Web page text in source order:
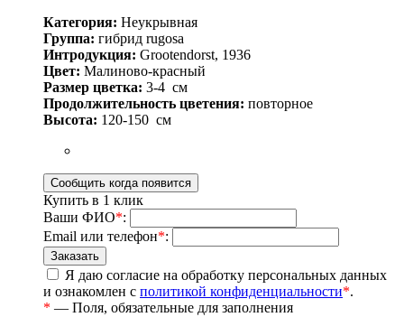
Категория: Неукрывная
Группа: гибрид rugosa
Интродукция: Grootendorst, 1936
Цвет: Малиново-красный
Размер цветка: 3-4 см
Продолжительность цветения: повторное
Высота: 120-150 см
Купить в 1 клик
Ваши ФИО*:
Email или телефон*:
Я даю согласие на обработку персональных данных
и ознакомлен с политикой конфиденциальности*.
* — Поля, обязательные для заполнения